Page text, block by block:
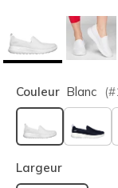
Couleur Blanc (#
sélectionné
Largeur